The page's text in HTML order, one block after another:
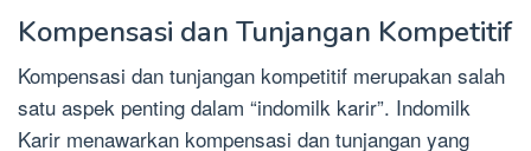
Kompensasi dan Tunjangan Kompetitif
Kompensasi dan tunjangan kompetitif merupakan salah
satu aspek penting dalam “indomilk karir”. Indomilk
Karir menawarkan kompensasi dan tunjangan yang